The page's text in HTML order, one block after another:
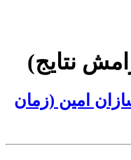
امین (زمان